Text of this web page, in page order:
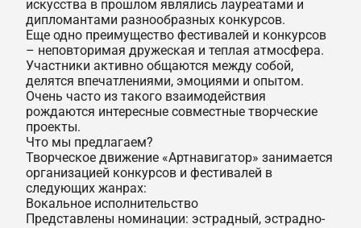
искусства в прошлом являлись лауреатами и
дипломантами разнообразных конкурсов.
Еще одно преимущество фестивалей и конкурсов
– неповторимая дружеская и теплая атмосфера.
Участники активно общаются между собой,
делятся впечатлениями, эмоциями и опытом.
Очень часто из такого взаимодействия
рождаются интересные совместные творческие
проекты.
Что мы предлагаем?
Творческое движение «Артнавигатор» занимается
организацией конкурсов и фестивалей в
следующих жанрах:
Вокальное исполнительство
Представлены номинации: эстрадный, эстрадно-